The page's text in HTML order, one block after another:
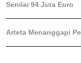
Senilai 94 Juta Euro
Arteta Menanggapi